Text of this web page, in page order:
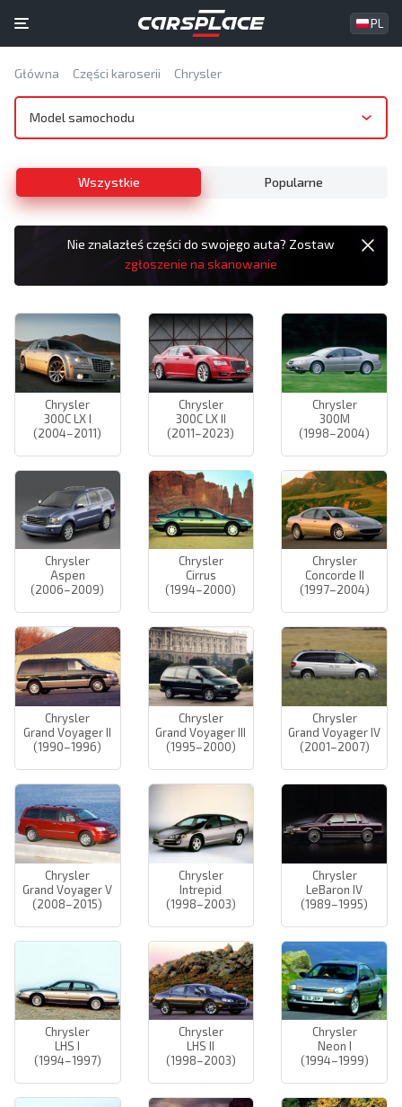
PL
Główna Części karoserii Chrysler
Model samochodu
Wszystkie Popularne
Nie znalazłeś części do swojego auta? Zostaw
zgłoszenie na skanowanie
Chrysler
300C LX I
(2004–2011)
Chrysler
300C LX II
(2011–2023)
Chrysler
300M
(1998–2004)
Chrysler
Aspen
(2006–2009)
Chrysler
Cirrus
(1994–2000)
Chrysler
Concorde II
(1997–2004)
Chrysler
Grand Voyager II
(1990–1996)
Chrysler
Grand Voyager III
(1995–2000)
Chrysler
Grand Voyager IV
(2001–2007)
Chrysler
Grand Voyager V
(2008–2015)
Chrysler
Intrepid
(1998–2003)
Chrysler
LeBaron IV
(1989–1995)
Chrysler
LHS I
(1994–1997)
Chrysler
LHS II
(1998–2003)
Chrysler
Neon I
(1994–1999)